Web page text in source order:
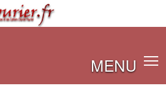
MENU